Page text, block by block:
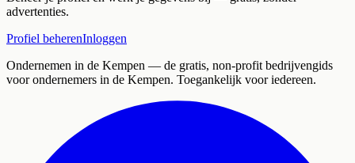
advertenties.
Profiel beherenInloggen
Ondernemen in de Kempen — de gratis, non-profit bedrijvengids
voor ondernemers in de Kempen. Toegankelijk voor iedereen.